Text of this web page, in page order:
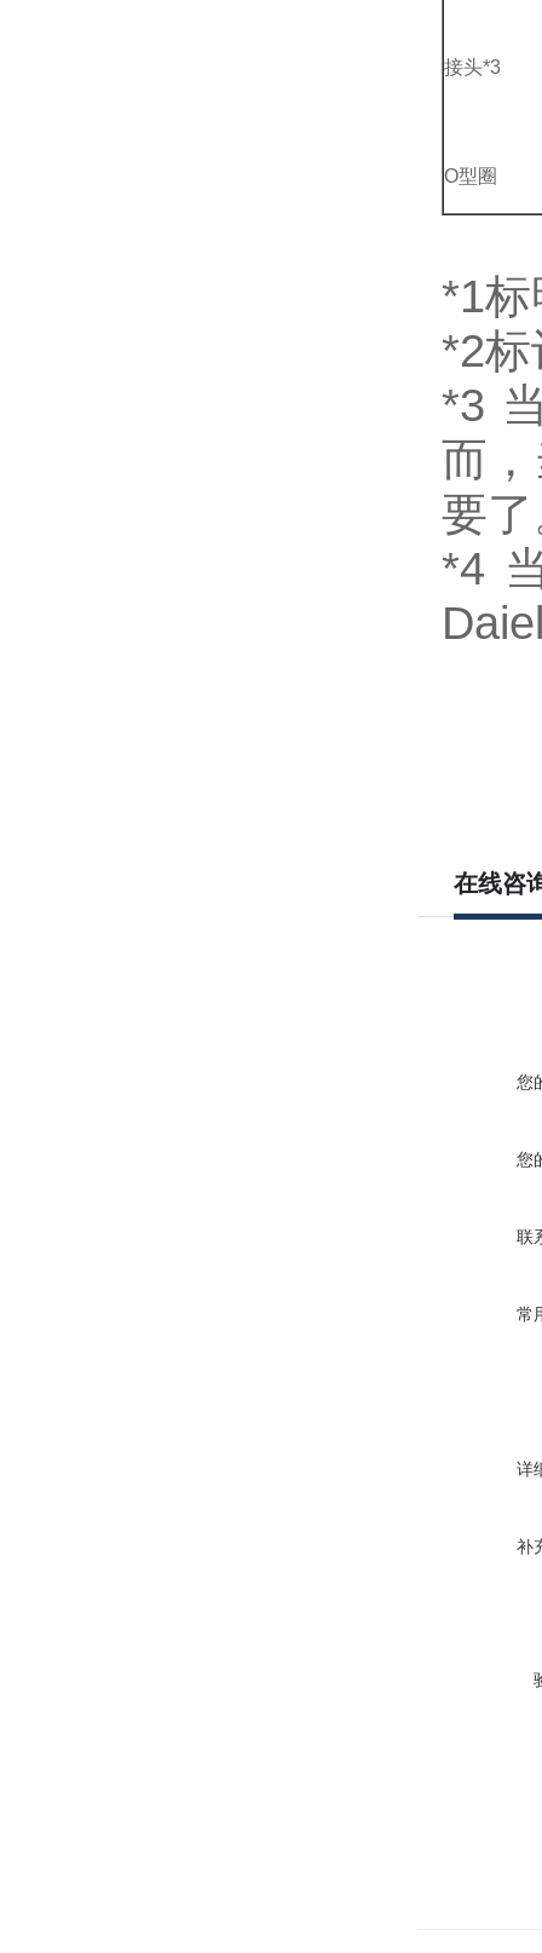
接头*3
O型圈
*1
*2
*3
而
要
*4
在线咨
您
您
联
常
详
补